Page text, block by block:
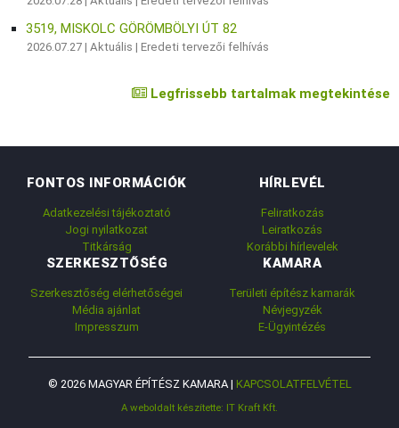
3519, MISKOLC GÖRÖMBÖLYI ÚT 82
2026.07.27 |Aktuális |Eredeti tervezői felhívás
Legfrissebb tartalmak megtekintése
FONTOS INFORMÁCIÓK
Adatkezelési tájékoztató
Jogi nyilatkozat
Titkárság
HÍRLEVÉL
Feliratkozás
Leiratkozás
Korábbi hírlevelek
SZERKESZTŐSÉG
Szerkesztőség elérhetőségei
Média ajánlat
Impresszum
KAMARA
Területi építész kamarák
Névjegyzék
E-Ügyintézés
© 2026 MAGYAR ÉPÍTÉSZ KAMARA | KAPCSOLATFELVÉTEL
A weboldalt készítette: IT Kraft Kft.